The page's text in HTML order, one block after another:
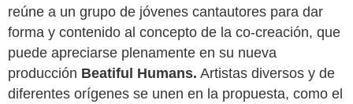
reúne a un grupo de jóvenes cantautores para dar
forma y contenido al concepto de la co-creación, que
puede apreciarse plenamente en su nueva
producción Beatiful Humans. Artistas diversos y de
diferentes orígenes se unen en la propuesta, como el